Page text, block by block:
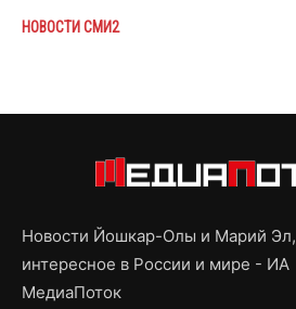
НОВОСТИ СМИ2
Новости Йошкар-Олы и Марий Эл,
интересное в России и мире - ИА
МедиаПоток